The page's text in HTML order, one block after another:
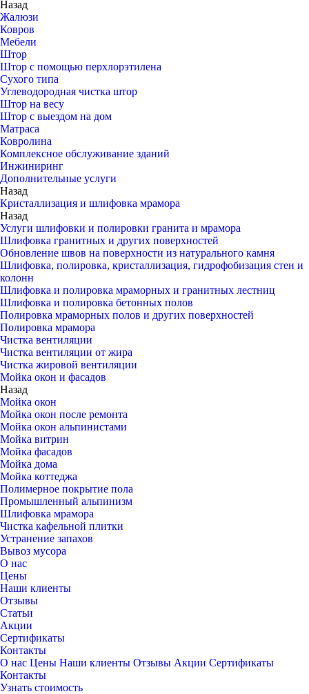
Назад
Жалюзи
Ковров
Мебели
Штор
Штор с помощью перхлорэтилена
Сухого типа
Углеводородная чистка штор
Штор на весу
Штор с выездом на дом
Матраса
Ковролина
Комплексное обслуживание зданий
Инжиниринг
Дополнительные услуги
Назад
Кристаллизация и шлифовка мрамора
Назад
Услуги шлифовки и полировки гранита и мрамора
Шлифовка гранитных и других поверхностей
Обновление швов на поверхности из натурального камня
Шлифовка, полировка, кристаллизация, гидрофобизация стен и
колонн
Шлифовка и полировка мраморных и гранитных лестниц
Шлифовка и полировка бетонных полов
Полировка мраморных полов и других поверхностей
Полировка мрамора
Чистка вентиляции
Чистка вентиляции от жира
Чистка жировой вентиляции
Мойка окон и фасадов
Назад
Мойка окон
Мойка окон после ремонта
Мойка окон альпинистами
Мойка витрин
Мойка фасадов
Мойка дома
Мойка коттеджа
Полимерное покрытие пола
Промышленный альпинизм
Шлифовка мрамора
Чистка кафельной плитки
Устранение запахов
Вывоз мусора
О нас
Цены
Наши клиенты
Отзывы
Статьи
Акции
Сертификаты
Контакты
О нас Цены Наши клиенты Отзывы Акции Сертификаты
Контакты
Узнать стоимость